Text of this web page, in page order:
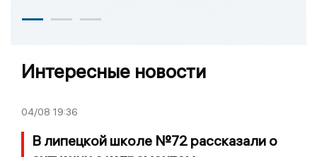
Интересные новости
04/08 19:36
В липецкой школе №72 рассказали о